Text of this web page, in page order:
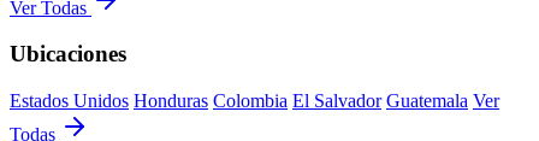
Ver Todas
Ubicaciones
Estados Unidos Honduras Colombia El Salvador Guatemala Ver
Todas